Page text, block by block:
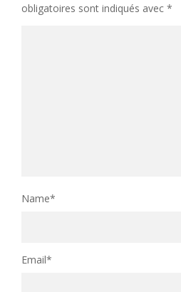
obligatoires sont indiqués avec *
Name*
Email*